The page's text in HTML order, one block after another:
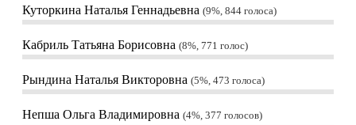
Куторкина Наталья Геннадьевна 9%, 844 голоса
Кабриль Татьяна Борисовна 8%, 771 голос
Рындина Наталья Викторовна 5%, 473 голоса
Непша Ольга Владимировна 4%, 377 голосов